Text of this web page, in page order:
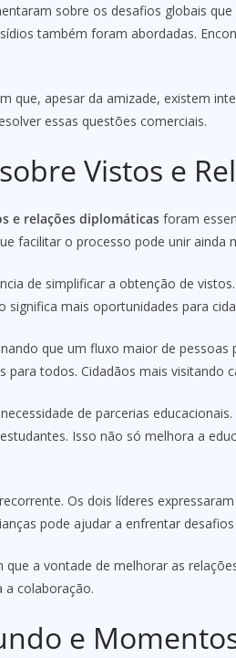
sobre os desafios globais
também foram abordadas.
que, apesar da amizade, existem
essas questões comerciais.
Vistos e
e relações diplomáticas foram
facilitar o processo pode unir ainda
de simplificar a obtenção de
significa mais oportunidades para
que um fluxo maior de
para todos. Cidadãos mais visitando
de parcerias
Isso não só melhora a
Os dois líderes
pode ajudar a enfrentar
que a vontade de melhorar as
a colaboração.
e